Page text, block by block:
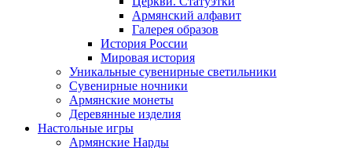
Армянский алфавит
Галерея образов
История России
Мировая история
Уникальные сувенирные светильники
Сувенирные ночники
Армянские монеты
Деревянные изделия
Настольные игры
Армянские Нарды